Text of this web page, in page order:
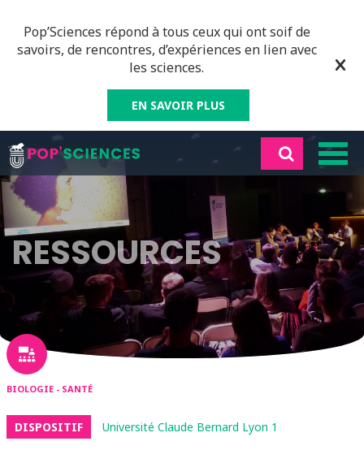
Pop’Sciences répond à tous ceux qui ont soif de
savoirs, de rencontres, d’expériences en lien avec
les sciences.
EN SAVOIR PLUS
RESSOURCES
BIOLOGIE - SANTÉ
DISPOSITIF Université Claude Bernard Lyon 1